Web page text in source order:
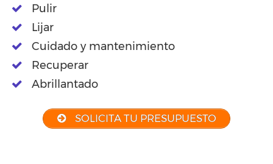
Pulir
Lijar
Cuidado y mantenimiento
Recuperar
Abrillantado
SOLICITA TU PRESUPUESTO